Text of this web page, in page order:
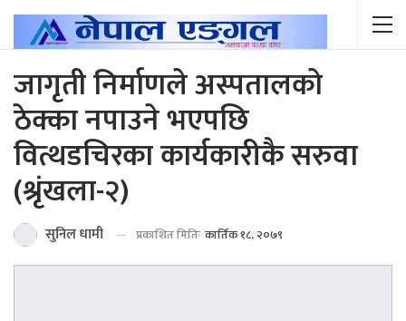
जागृती निर्माणले अस्पतालको
ठेक्का नपाउने भएपछि
वित्थडचिरका कार्यकारीकै सरुवा
(श्रृंखला-२)
सुनिल धामी प्रकाशित मितिः कार्तिक १८, २०७९